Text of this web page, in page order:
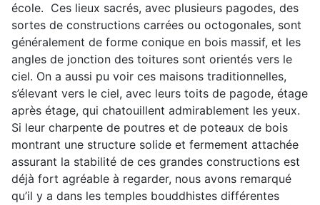
école. Ces lieux sacrés, avec plusieurs pagodes, des
sortes de constructions carrées ou octogonales, sont
généralement de forme conique en bois massif, et les
angles de jonction des toitures sont orientés vers le
ciel. On a aussi pu voir ces maisons traditionnelles,
s’élevant vers le ciel, avec leurs toits de pagode, étage
après étage, qui chatouillent admirablement les yeux.
Si leur charpente de poutres et de poteaux de bois
montrant une structure solide et fermement attachée
assurant la stabilité de ces grandes constructions est
déjà fort agréable à regarder, nous avons remarqué
qu’il y a dans les temples bouddhistes différentes